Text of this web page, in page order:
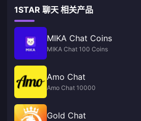
1STAR 聊天 相关产品
MIKA Chat Coins
MIKA Chat 100 Coins
Amo Chat
Amo Chat 10000
Gold Chat